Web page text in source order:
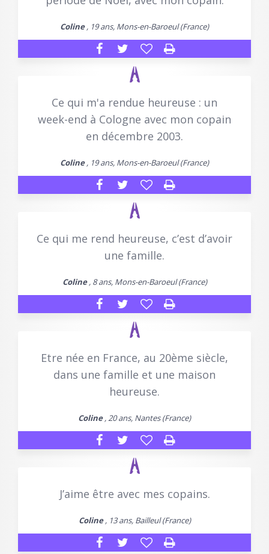
Coline, 19 ans, Mons-en-Baroeul (France)
Ce qui m'a rendue heureuse : un
week-end à Cologne avec mon copain
en décembre 2003.
Coline, 19 ans, Mons-en-Baroeul (France)
Ce qui me rend heureuse, c’est d’avoir
une famille.
Coline, 8 ans, Mons-en-Baroeul (France)
Etre née en France, au 20ème siècle,
dans une famille et une maison
heureuse.
Coline, 20 ans, Nantes (France)
J’aime être avec mes copains.
Coline, 13 ans, Bailleul (France)